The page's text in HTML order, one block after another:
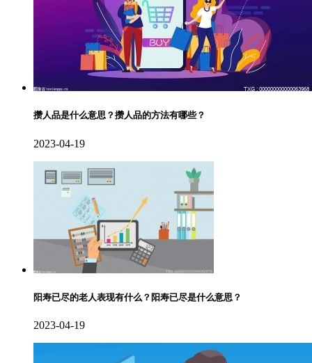
攒人品是什么意思？攒人品的方法有哪些？
2023-04-19
阳寿已尽的老人表现有什么？阳寿已尽是什么意思？
2023-04-19